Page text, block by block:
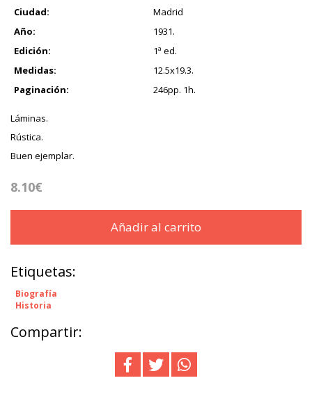
Ciudad:
Madrid
Año:
1931.
Edición:
1ª ed.
Medidas:
12.5x19.3.
Paginación:
246pp. 1h.
Láminas.
Rústica.
Buen ejemplar.
8.10€
Añadir al carrito
Etiquetas:
Biografía
Historia
Compartir: